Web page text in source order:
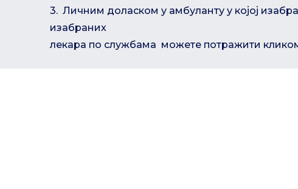
3. Личним доласком у амбуланту у којој
изабраних
лекара по службама можете потражити